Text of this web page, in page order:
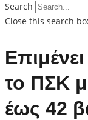
Search
Close this search
το ΠΣΚ
έως 42